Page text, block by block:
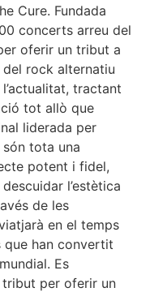
Cure. Fundada
concerts arreu del
oferir un tribut a
del rock alternatiu
tractant
tot allò que
liderada per
tota una
potent i fidel,
l’estètica
de les
en el temps
que han convertit
Es
per oferir un